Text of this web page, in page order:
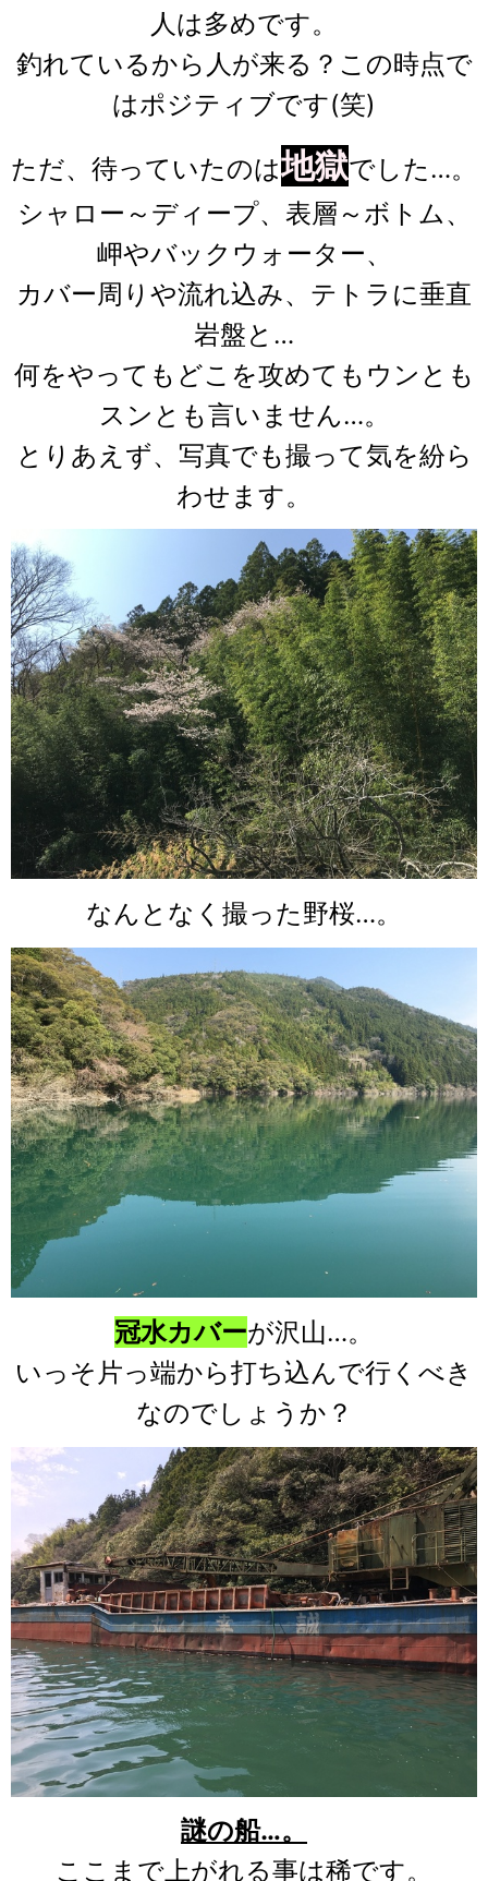
人は多めです。
釣れているから人が来る？この時点で
はポジティブです(笑)
ただ、待っていたのは地獄でした…。
シャロー～ディープ、表層～ボトム、
岬やバックウォーター、
カバー周りや流れ込み、テトラに垂直
岩盤と…
何をやってもどこを攻めてもウンとも
スンとも言いません…。
とりあえず、写真でも撮って気を紛ら
わせます。
なんとなく撮った野桜…。
冠水カバーが沢山…。
いっそ片っ端から打ち込んで行くべき
なのでしょうか？
謎の船…。
ここまで上がれる事は稀です。